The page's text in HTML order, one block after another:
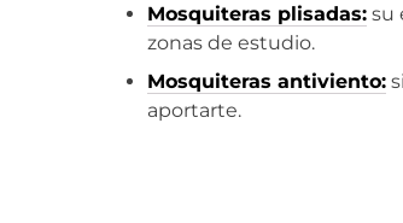
Mosquiteras plisadas: su
zonas de estudio.
Mosquiteras antiviento:
aportarte.